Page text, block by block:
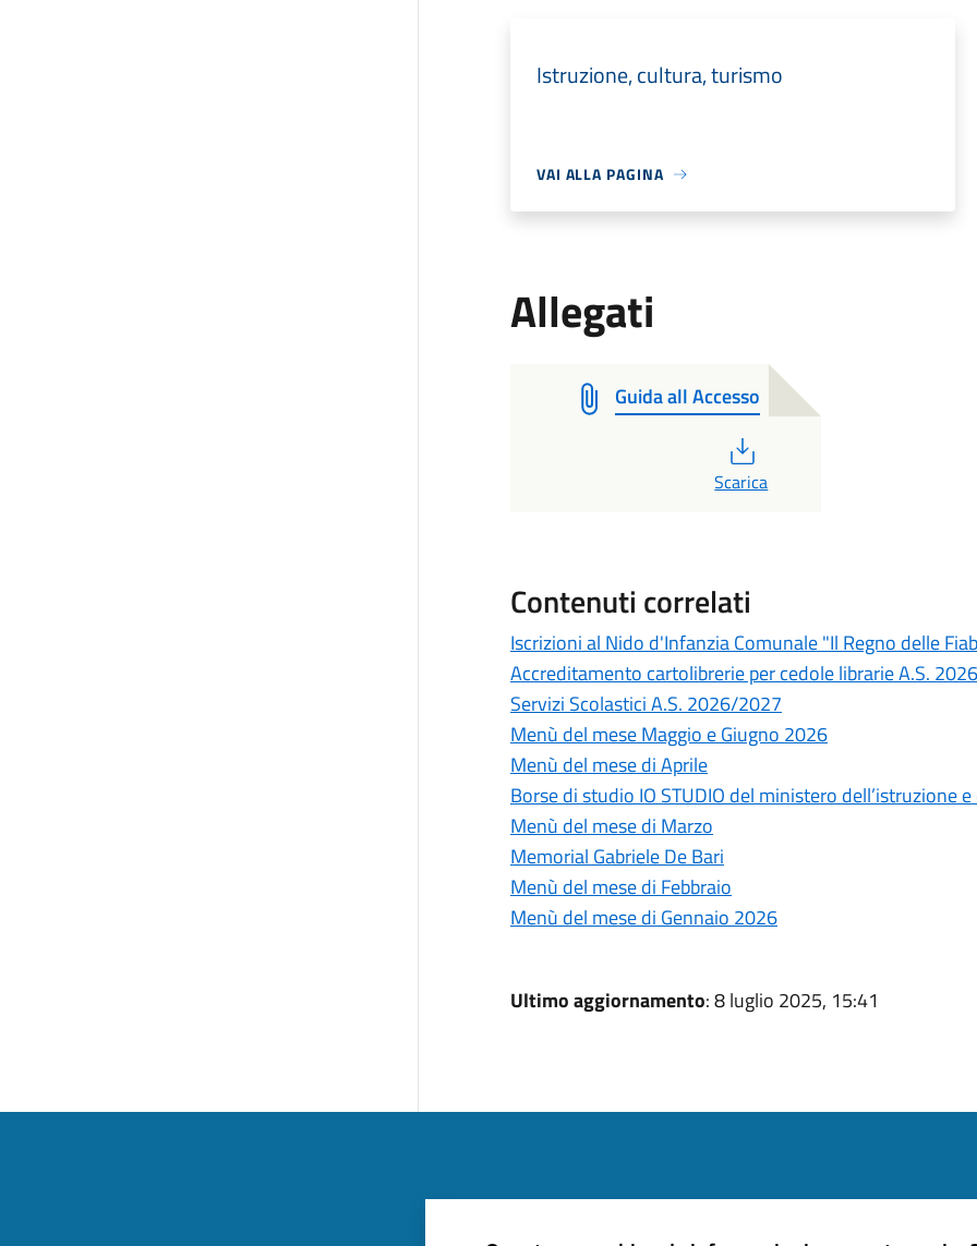
Istruzione, cultura, turismo
VAI ALLA PAGINA
Allegati
Guida all Accesso
Scarica
Contenuti correlati
Iscrizioni al Nido d'Infanzia Comunale "Il Regno delle
Accreditamento cartolibrerie per cedole librarie A.S.
Servizi Scolastici A.S. 2026/2027
Menù del mese Maggio e Giugno 2026
Menù del mese di Aprile
Borse di studio IO STUDIO del ministero dell’istruzione
Menù del mese di Marzo
Memorial Gabriele De Bari
Menù del mese di Febbraio
Menù del mese di Gennaio 2026
Ultimo aggiornamento: 8 luglio 2025, 15:41